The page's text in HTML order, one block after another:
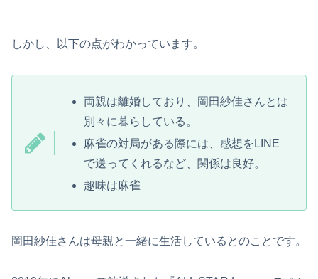
しかし、以下の点がわかっています。
両親は離婚しており、岡田紗佳さんとは
別々に暮らしている。
麻雀の対局がある際には、感想をLINE
で送ってくれるなど、関係は良好。
趣味は麻雀
岡田紗佳さんは母親と一緒に生活しているとのことです。